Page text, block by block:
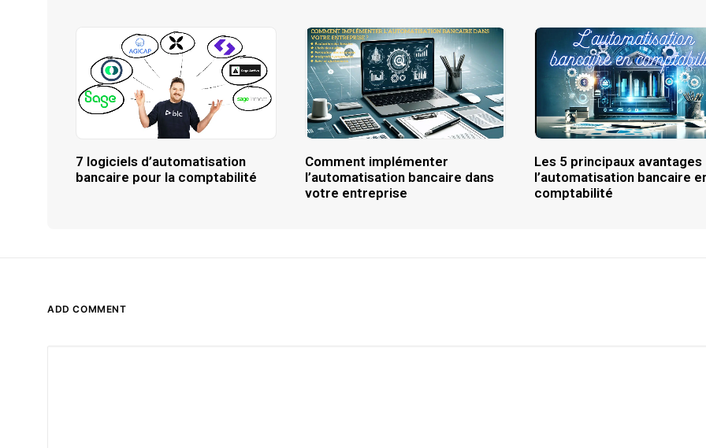
7 logiciels d’automatisation
bancaire pour la comptabilité
Comment implémenter
l’automatisation bancaire dans
votre entreprise
Les 5 principaux avantages
l’automatisation bancaire
comptabilité
ADD COMMENT